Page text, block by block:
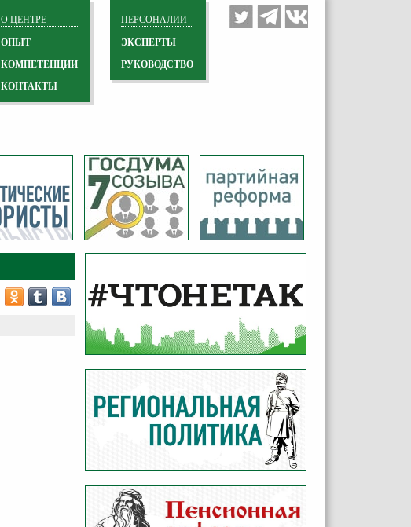
ПЕРСОНАЛИИ
ЭКСПЕРТЫ
РУКОВОДСТВО
О ЦЕНТРЕ
ОПЫТ
КОМПЕТЕНЦИИ
КОНТАКТЫ